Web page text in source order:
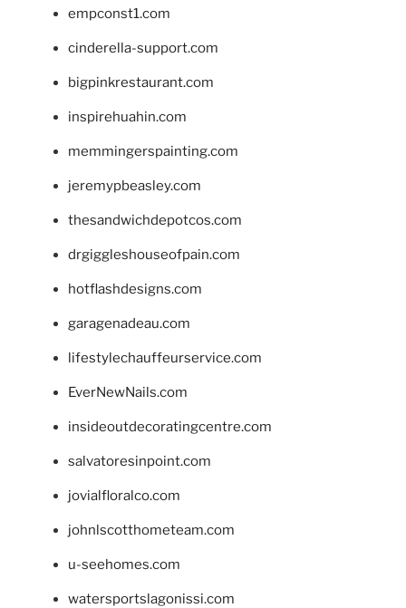
empconst1.com
cinderella-support.com
bigpinkrestaurant.com
inspirehuahin.com
memmingerspainting.com
jeremypbeasley.com
thesandwichdepotcos.com
drgiggleshouseofpain.com
hotflashdesigns.com
garagenadeau.com
lifestylechauffeurservice.com
EverNewNails.com
insideoutdecoratingcentre.com
salvatoresinpoint.com
jovialfloralco.com
johnlscotthometeam.com
u-seehomes.com
watersportslagonissi.com